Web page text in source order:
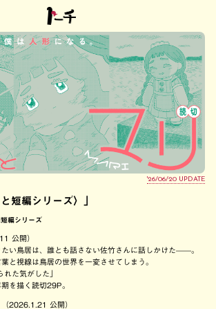
'26/06/20 UPDATE
短編シリーズ〉」
編シリーズ
公開）
い鳥居は、誰とも話さない佐竹さんに話しかけた——。
と視線は鳥居の世界を一変させてしまう。
た気がした」
を描く読切29P。
（2026.1.21 公開）